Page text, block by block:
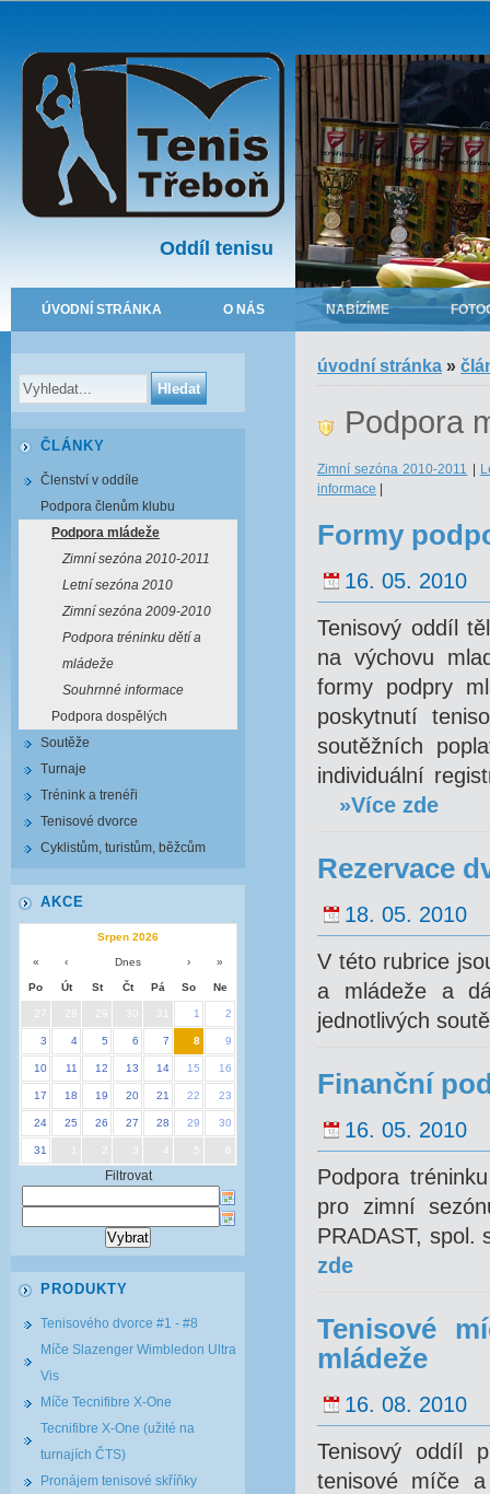
Oddíl tenisu
ÚVODNÍ STRÁNKA O NÁS NABÍZÍME
úvodní stránka »
Podpora
Zimní sezóna 2010-2011
informace
Formy
16. 05. 2010
Tenisový oddíl
na výchovu
formy podpry
poskytnutí
soutěžních
individuální
»Více zde
Rezervace
18. 05. 2010
V této rubrice
a mládeže a
jednotlivých
Finanční
16. 05. 2010
Podpora
pro zimní
PRADAST,
zde
Tenisové
mládeže
16. 08. 2010
Tenisový oddíl
tenisové míče
ČLÁNKY
Členství v oddíle
Podpora členům klubu
Podpora mládeže
Zimní sezóna 2010-2011
Letní sezóna 2010
Zimní sezóna 2009-2010
Podpora tréninku dětí a
mládeže
Souhrnné informace
Podpora dospělých
Soutěže
Turnaje
Trénink a trenéři
Tenisové dvorce
Cyklistům, turistům, běžcům
AKCE
Srpen 2026
« ‹ Dnes › »
Po Út St Čt Pá So Ne
27 29 30 31 1 2
3 4 5 6 7 8 9
10 11 12 13 14 15 16
17 18 19 20 21 22 23
24 25 26 27 28 29 30
31 3 5
Filtrovat
PRODUKTY
Tenisového dvorce #1 - #8
Míče Slazenger Wimbledon Ultra
Vis
Míče Tecnifibre X-One
Tecnifibre X-One (užité na
turnajích ČTS)
Pronájem tenisové skříňky